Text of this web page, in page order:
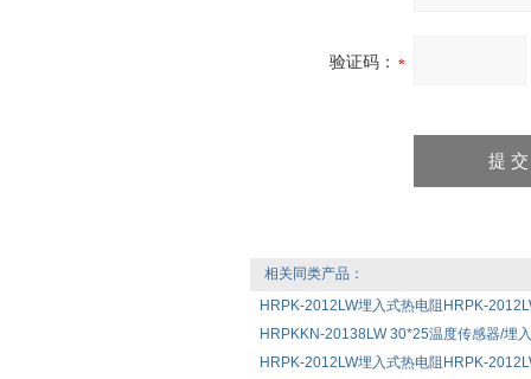
验证码：
相关同类产品：
HRPK-2012LW埋入式热电阻HRPK-
HRPKKN-20138LW 30*25温度传感器/埋
HRPK-2012LW埋入式热电阻HRPK-